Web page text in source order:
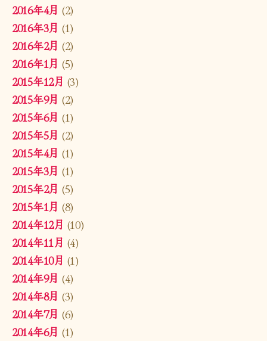
2016年4月 (2)
2016年3月 (1)
2016年2月 (2)
2016年1月 (5)
2015年12月 (3)
2015年9月 (2)
2015年6月 (1)
2015年5月 (2)
2015年4月 (1)
2015年3月 (1)
2015年2月 (5)
2015年1月 (8)
2014年12月 (10)
2014年11月 (4)
2014年10月 (1)
2014年9月 (4)
2014年8月 (3)
2014年7月 (6)
2014年6月 (1)